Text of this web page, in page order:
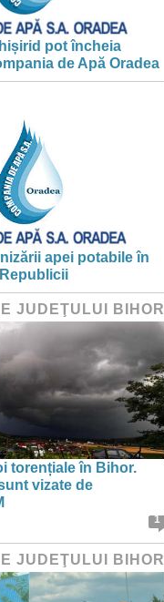
pot încheia
de Apă Oradea
apei potabile în
JUDEŢULUI BIHOR
torențiale în Bihor.
vizate de
1
JUDEŢULUI BIHOR